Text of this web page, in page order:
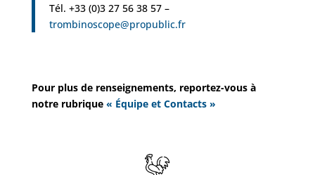
Tél. +33 (0)3 27 56 38 57 –
trombinoscope@propublic.fr
Pour plus de renseignements, reportez-vous à
notre rubrique « Équipe et Contacts »